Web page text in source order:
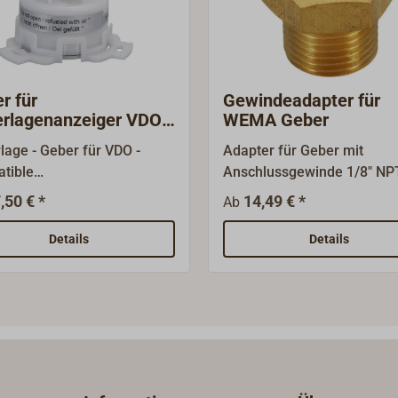
genutzt
die Montage sind keine
oder
für
VDO /
- Geber für VDO -
Doppelgeber zum
von für zwei
Diese
€ *
Details
Gewindeadapter für
WEMA Geber
Adapter für Geber mit
Anschlussgewinde 1/8"
Ab 14,49 € *
Details